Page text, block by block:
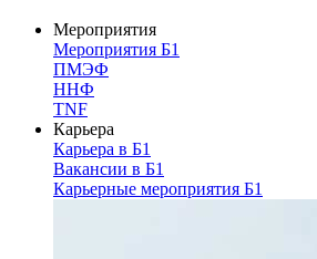
Мероприятия
Мероприятия Б1
ПМЭФ
ННФ
TNF
Карьера
Карьера в Б1
Вакансии в Б1
Карьерные мероприятия Б1